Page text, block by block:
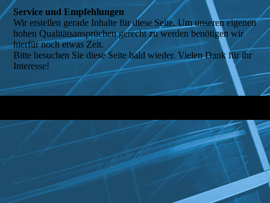
Service und Empfehlungen
Wir erstellen gerade Inhalte für diese Seite. Um unseren eigenen
hohen Qualitätsansprüchen gerecht zu werden benötigen wir
hierfür noch etwas Zeit.
Bitte besuchen Sie diese Seite bald wieder. Vielen Dank für ihr
Interesse!